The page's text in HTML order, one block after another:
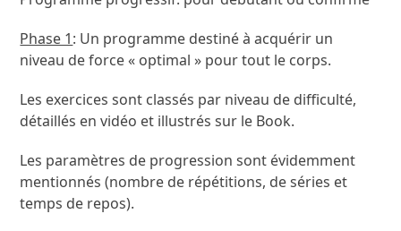
Phase 1: Un programme destiné à acquérir un
niveau de force « optimal » pour tout le corps.
Les exercices sont classés par niveau de difficulté,
détaillés en vidéo et illustrés sur le Book.
Les paramètres de progression sont évidemment
mentionnés (nombre de répétitions, de séries et
temps de repos).